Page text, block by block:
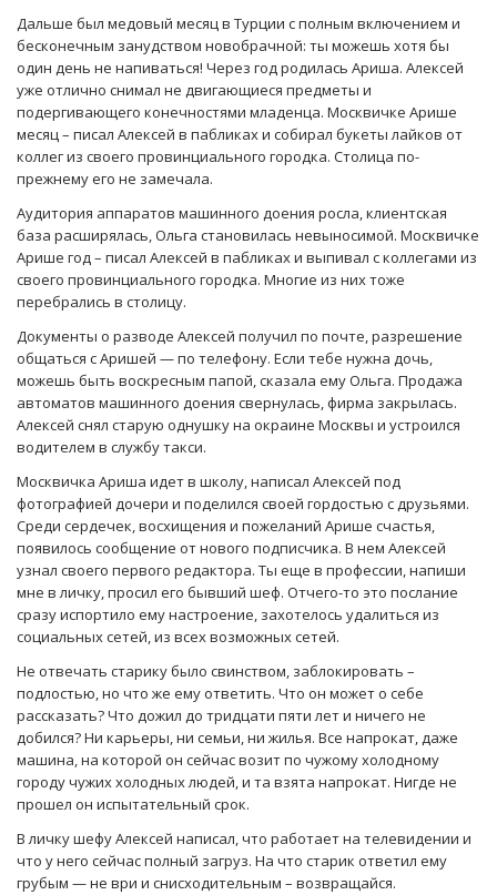
Дальше был медовый месяц в Турции с полным включением и
бесконечным занудством новобрачной: ты можешь хотя бы
один день не напиваться! Через год родилась Ариша. Алексей
уже отлично снимал не двигающиеся предметы и
подергивающего конечностями младенца. Москвичке Арише
месяц – писал Алексей в пабликах и собирал букеты лайков от
коллег из своего провинциального городка. Столица по-
прежнему его не замечала.
Аудитория аппаратов машинного доения росла, клиентская
база расширялась, Ольга становилась невыносимой. Москвичке
Арише год – писал Алексей в пабликах и выпивал с коллегами из
своего провинциального городка. Многие из них тоже
перебрались в столицу.
Документы о разводе Алексей получил по почте, разрешение
общаться с Аришей — по телефону. Если тебе нужна дочь,
можешь быть воскресным папой, сказала ему Ольга. Продажа
автоматов машинного доения свернулась, фирма закрылась.
Алексей снял старую однушку на окраине Москвы и устроился
водителем в службу такси.
Москвичка Ариша идет в школу, написал Алексей под
фотографией дочери и поделился своей гордостью с друзьями.
Среди сердечек, восхищения и пожеланий Арише счастья,
появилось сообщение от нового подписчика. В нем Алексей
узнал своего первого редактора. Ты еще в профессии, напиши
мне в личку, просил его бывший шеф. Отчего-то это послание
сразу испортило ему настроение, захотелось удалиться из
социальных сетей, из всех возможных сетей.
Не отвечать старику было свинством, заблокировать –
подлостью, но что же ему ответить. Что он может о себе
рассказать? Что дожил до тридцати пяти лет и ничего не
добился? Ни карьеры, ни семьи, ни жилья. Все напрокат, даже
машина, на которой он сейчас возит по чужому холодному
городу чужих холодных людей, и та взята напрокат. Нигде не
прошел он испытательный срок.
В личку шефу Алексей написал, что работает на телевидении и
что у него сейчас полный загруз. На что старик ответил ему
грубым — не ври и снисходительным – возвращайся.